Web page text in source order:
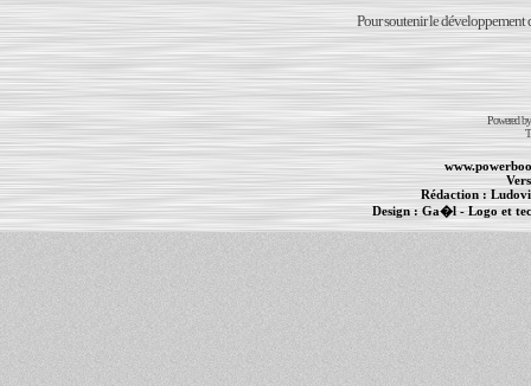
Pour soutenir le développement
Powered
Rédaction :
Design :Ga�l- Logo et
PowerBook